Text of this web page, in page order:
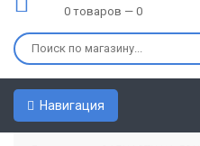
0 товаров — 0
Навигация